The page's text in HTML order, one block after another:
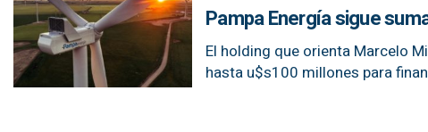
Pampa Energía sigue
El holding que orienta Marcelo
hasta u$s100 millones para